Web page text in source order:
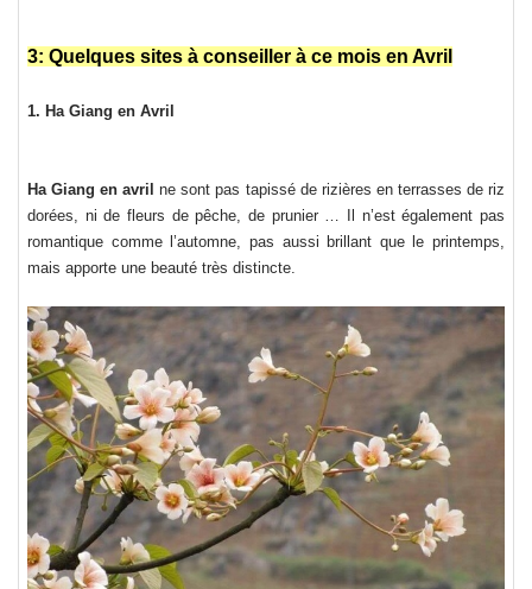
3: Quelques sites à conseiller à ce mois en Avril
1. Ha Giang en Avril
Ha Giang en avril ne sont pas tapissé de rizières en terrasses de riz
dorées, ni de fleurs de pêche, de prunier … Il n’est également pas
romantique comme l’automne, pas aussi brillant que le printemps,
mais apporte une beauté très distincte.